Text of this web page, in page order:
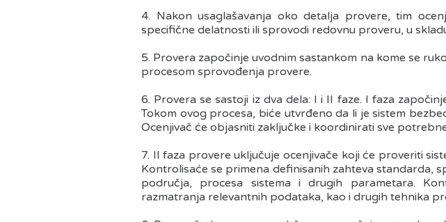
4. Nakon usaglašavanja oko detalja provere, tim
specifične delatnosti ili sprovodi redovnu proveru, u
5. Provera započinje uvodnim sastankom na kome se
procesom sprovođenja provere.
6. Provera se sastoji iz dva dela: I i II faze. I faza
Tokom ovog procesa, biće utvrđeno da li je sistem
Ocenjivač će objasniti zaključke i koordinirati sve
7. II faza provere uključuje ocenjivače koji će proveriti
Kontrolisaće se primena definisanih zahteva standarda,
područja, procesa sistema i drugih parametara.
razmatranja relevantnih podataka, kao i drugih tehnika